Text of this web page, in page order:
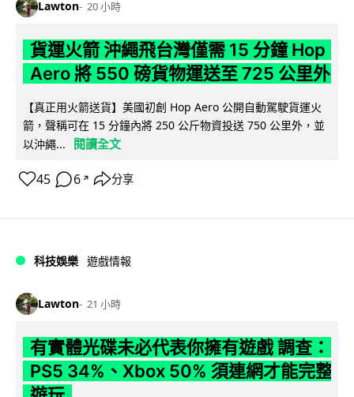
Lawton 20 小時
貨運火箭 沖繩飛台灣僅需 15 分鐘 Hop
Aero 將 550 磅貨物運送至 725 公里外
【真正用火箭送貨】美國初創 Hop Aero 公開自動駕駛貨運火
箭，聲稱可在 15 分鐘內將 250 公斤物資投送 750 公里外，並
以沖繩...
閱讀全文
45 6 ↗ 分享
科技娛樂 遊戲情報
Lawton 21 小時
有實體光碟未必代表你擁有遊戲 調查：
PS5 34%、Xbox 50% 須連網才能完整